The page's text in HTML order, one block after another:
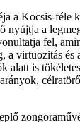
a Kocsis-féle
nyújtja a
fel,
a virtuozitás és
alatt is